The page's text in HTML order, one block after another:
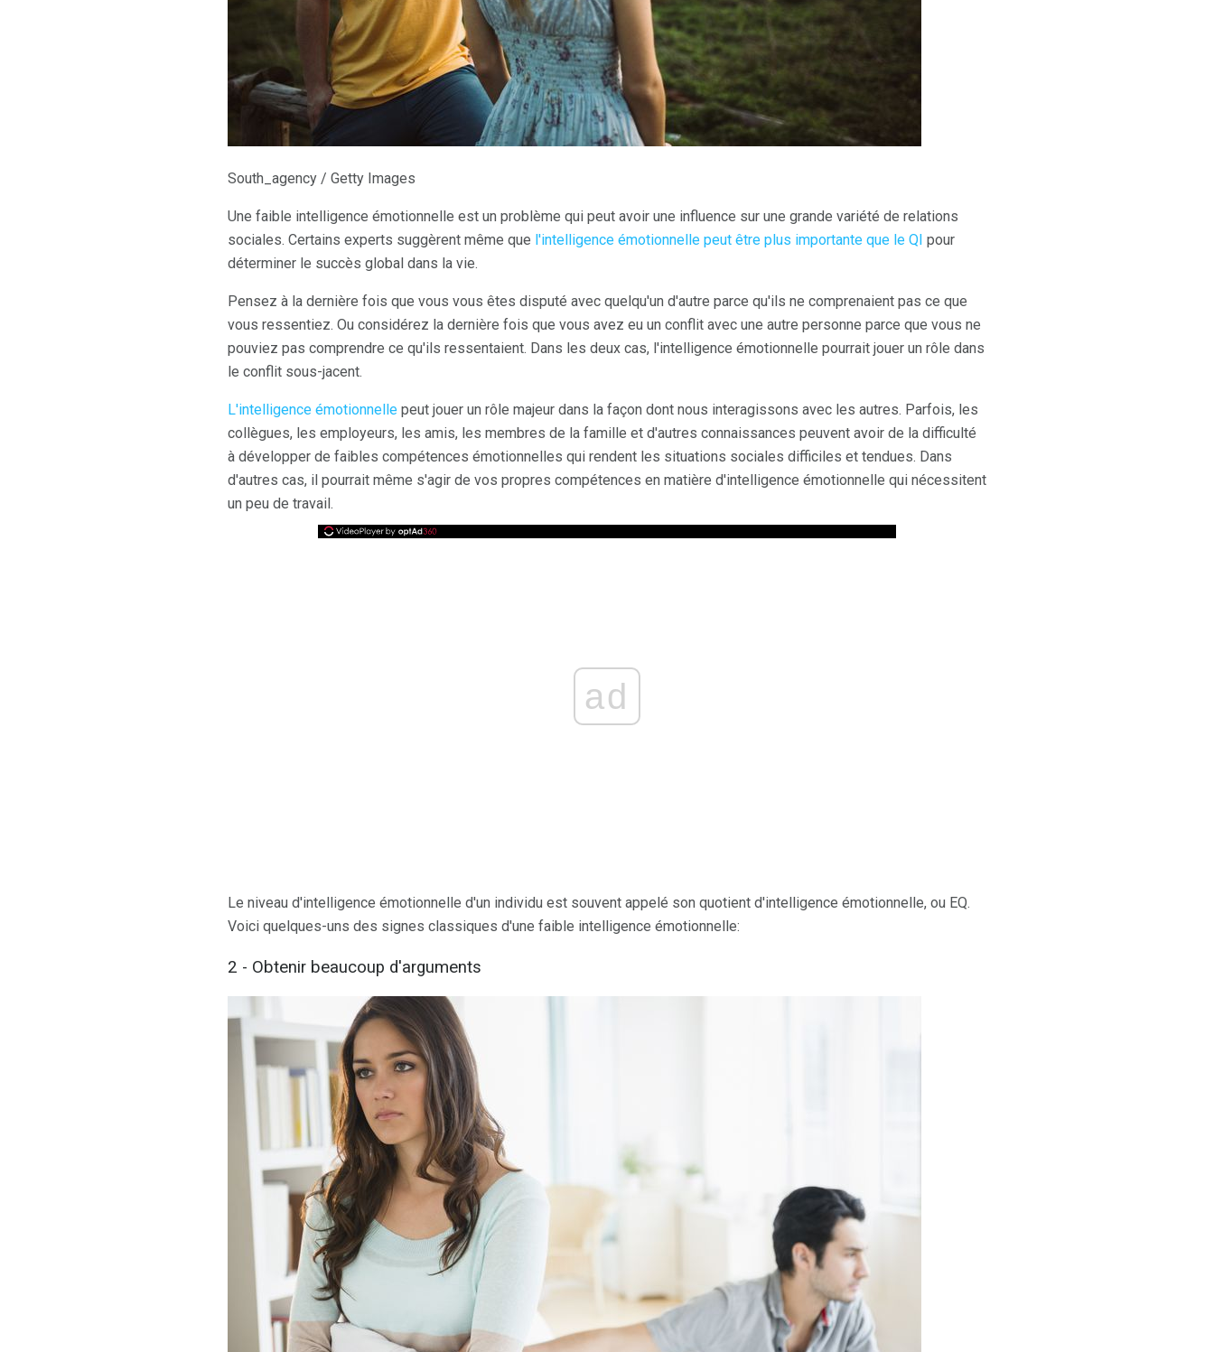
South_agency / Getty Images
Une faible intelligence émotionnelle est un problème qui peut avoir une influence sur une grande variété de relations
sociales. Certains experts suggèrent même que l'intelligence émotionnelle peut être plus importante que le QI pour
déterminer le succès global dans la vie.
Pensez à la dernière fois que vous vous êtes disputé avec quelqu'un d'autre parce qu'ils ne comprenaient pas ce que
vous ressentiez. Ou considérez la dernière fois que vous avez eu un conflit avec une autre personne parce que vous ne
pouviez pas comprendre ce qu'ils ressentaient. Dans les deux cas, l'intelligence émotionnelle pourrait jouer un rôle dans
le conflit sous-jacent.
L'intelligence émotionnelle peut jouer un rôle majeur dans la façon dont nous interagissons avec les autres. Parfois, les
collègues, les employeurs, les amis, les membres de la famille et d'autres connaissances peuvent avoir de la difficulté
à développer de faibles compétences émotionnelles qui rendent les situations sociales difficiles et tendues. Dans
d'autres cas, il pourrait même s'agir de vos propres compétences en matière d'intelligence émotionnelle qui nécessitent
un peu de travail.
ad
Le niveau d'intelligence émotionnelle d'un individu est souvent appelé son quotient d'intelligence émotionnelle, ou EQ.
Voici quelques-uns des signes classiques d'une faible intelligence émotionnelle:
2 - Obtenir beaucoup d'arguments